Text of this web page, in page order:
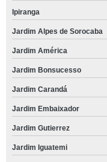
Ipiranga
Jardim Alpes de Sorocaba
Jardim América
Jardim Bonsucesso
Jardim Carandá
Jardim Embaixador
Jardim Gutierrez
Jardim Iguatemi